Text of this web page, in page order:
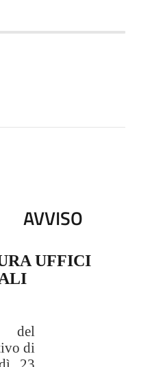
AVVISO
UFFICI
del
di